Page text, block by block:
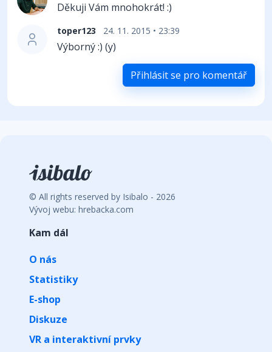
Děkuji Vám mnohokrát! :)
toper123 24. 11. 2015 • 23:39
Výborný :) (y)
Přihlásit se pro komentář
© All rights reserved by Isibalo - 2026
Vývoj webu: hrebacka.com
Kam dál
O nás
Statistiky
E-shop
Diskuze
VR a interaktivní prvky